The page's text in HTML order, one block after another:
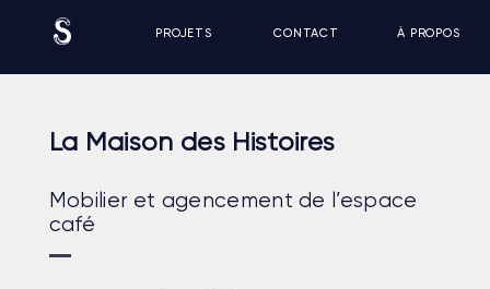
PROJETS CONTACT À PROPOS
La Maison des Histoires
Mobilier et agencement de l’espace
café